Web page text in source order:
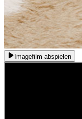
Imagefilm abspielen